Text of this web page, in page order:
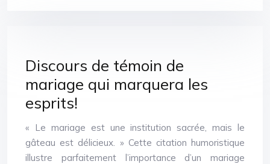
Discours de témoin de
mariage qui marquera les
esprits!
« Le mariage est une institution sacrée, mais le
gâteau est délicieux. » Cette citation humoristique
illustre parfaitement l’importance d’un mariage